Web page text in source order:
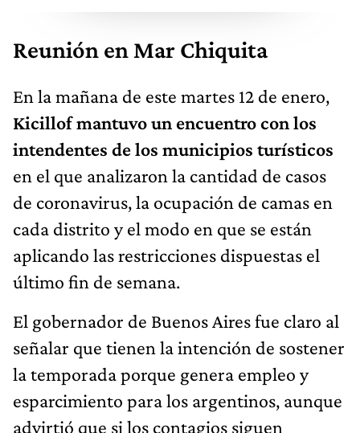
Reunión en Mar Chiquita
En la mañana de este martes 12 de enero,
Kicillof mantuvo un encuentro con los
intendentes de los municipios turísticos
en el que analizaron la cantidad de casos
de coronavirus, la ocupación de camas en
cada distrito y el modo en que se están
aplicando las restricciones dispuestas el
último fin de semana.
El gobernador de Buenos Aires fue claro al
señalar que tienen la intención de sostener
la temporada porque genera empleo y
esparcimiento para los argentinos, aunque
advirtió que si los contagios siguen